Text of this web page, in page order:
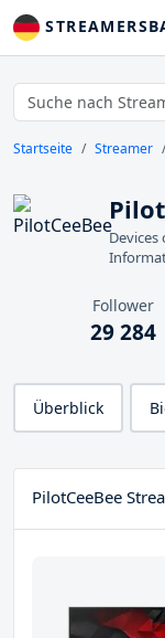
Startseite Streamer
Follower
29 284
Überblick
PilotCeeBee